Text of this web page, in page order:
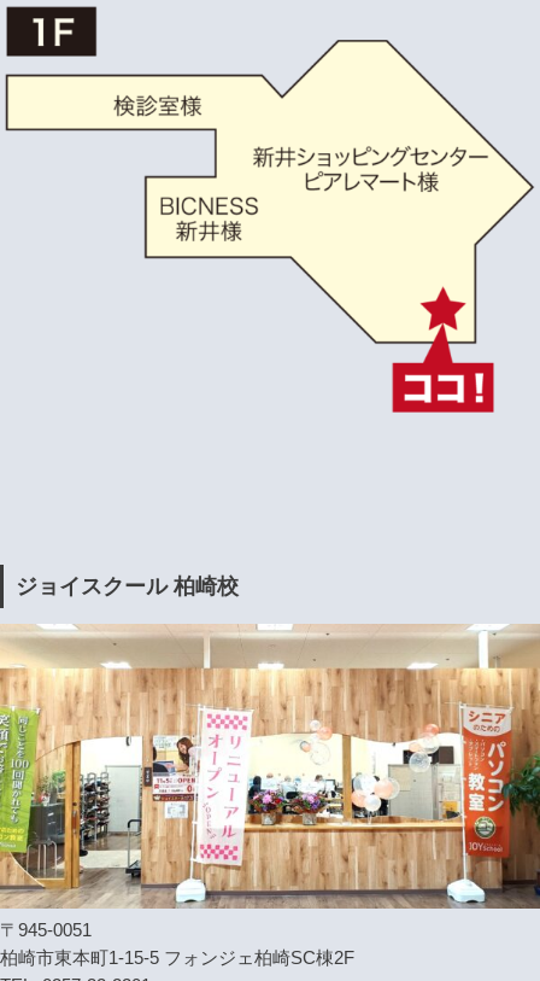
ジョイスクール 柏崎校
〒945-0051
柏崎市東本町1-15-5 フォンジェ柏崎SC棟2F